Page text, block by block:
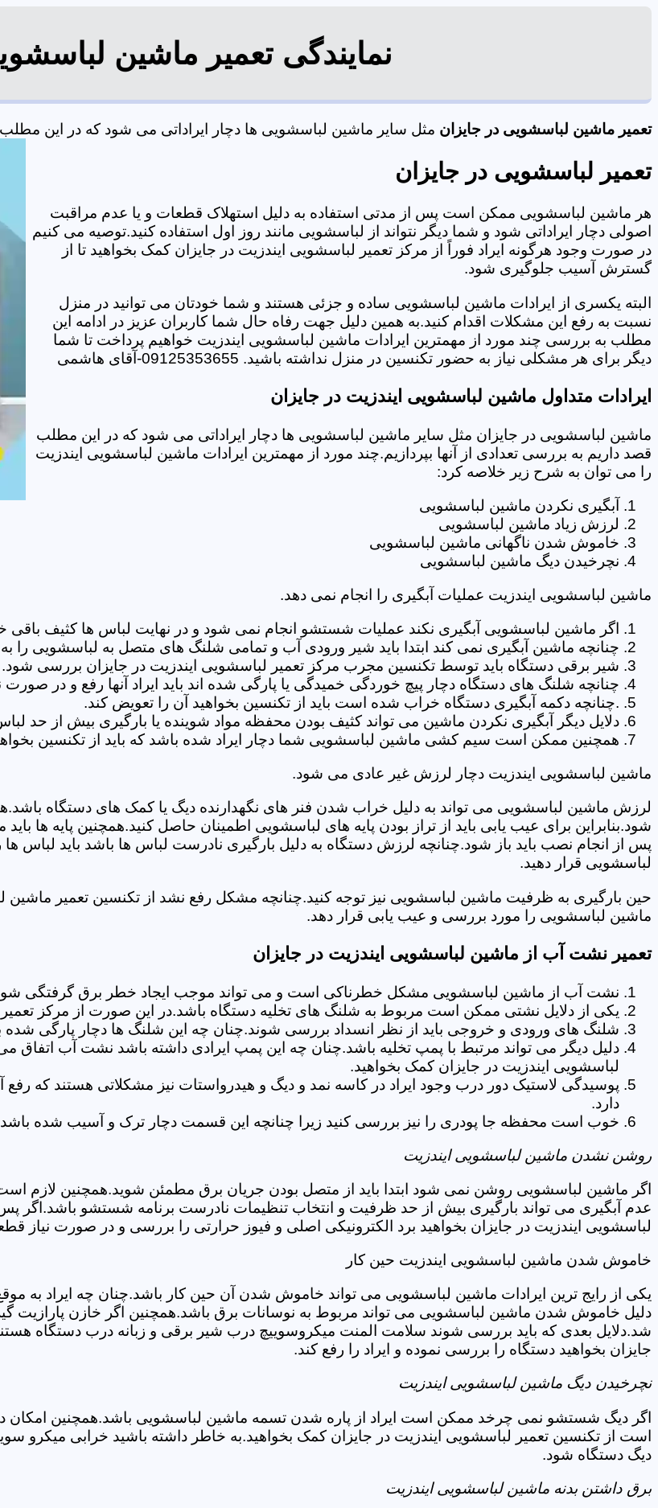
نمایندگی تعمیر ماشین
تعمیر ماشین لباسشویی در جایزان مثل سایر ماشین لباسشویی ها دچار ایراداتی می شود که در این مطلب
تعمیر لباسشویی در جایزان
هر ماشین لباسشویی ممکن است پس از مدتی استفاده به دلیل استهلاک قطعات و یا عدم مراقبت
اصولی دچار ایراداتی شود و شما دیگر نتواند از لباسشویی مانند روز اول استفاده کنید.توصیه می کنیم
در صورت وجود هرگونه ایراد فوراً از مرکز تعمیر لباسشویی ایندزیت در جایزان کمک بخواهید تا از
گسترش آسیب جلوگیری شود.
البته یکسری از ایرادات ماشین لباسشویی ساده و جزئی هستند و شما خودتان می توانید در منزل
نسبت به رفع این مشکلات اقدام کنید.به همین دلیل جهت رفاه حال شما کاربران عزیز در ادامه این
مطلب به بررسی چند مورد از مهمترین ایرادات ماشین لباسشویی ایندزیت خواهیم پرداخت تا شما
دیگر برای هر مشکلی نیاز به حضور تکنسین در منزل نداشته باشید. 09125353655-آقای هاشمی
ایرادات متداول ماشین لباسشویی ایندزیت در جایزان
ماشین لباسشویی در جایزان مثل سایر ماشین لباسشویی ها دچار ایراداتی می شود که در این مطلب
قصد داریم به بررسی تعدادی از آنها بپردازیم.چند مورد از مهمترین ایرادات ماشین لباسشویی ایندزیت
را می توان به شرح زیر خلاصه کرد:
آبگیری نکردن ماشین لباسشویی
لرزش زیاد ماشین لباسشویی
خاموش شدن ناگهانی ماشین لباسشویی
نچرخیدن دیگ ماشین لباسشویی
ماشین لباسشویی ایندزیت عملیات آبگیری را انجام نمی دهد.
اگر ماشین لباسشویی آبگیری نکند عملیات شستشو انجام نمی شود و در نهایت لباس ها کثیف باقی
چنانچه ماشین آبگیری نمی کند ابتدا باید شیر ورودی آب و تمامی شلنگ های متصل به لباسشویی را
شیر برقی دستگاه باید توسط تکنسین مجرب مرکز تعمیر لباسشویی ایندزیت در جایزان بررسی شود.
چنانچه شلنگ های دستگاه دچار پیچ خوردگی خمیدگی یا پارگی شده اند باید ایراد آنها رفع و در
.چنانچه دکمه آبگیری دستگاه خراب شده است باید از تکنسین بخواهید آن را تعویض کند.
دلایل دیگر آبگیری نکردن ماشین می تواند کثیف بودن محفظه مواد شوینده یا بارگیری بیش از حد
همچنین ممکن است سیم کشی ماشین لباسشویی شما دچار ایراد شده باشد که باید از تکنسین
ماشین لباسشویی ایندزیت دچار لرزش غیر عادی می شود.
لرزش ماشین لباسشویی می تواند به دلیل خراب شدن فنر های نگهدارنده دیگ یا کمک های دستگاه
شود.بنابراین برای عیب یابی باید از تراز بودن پایه های لباسشویی اطمینان حاصل کنید.همچنین پایه ها
پس از انجام نصب باید باز شود.چنانچه لرزش دستگاه به دلیل بارگیری نادرست لباس ها باشد باید لباس
لباسشویی قرار دهید.
حین بارگیری به ظرفیت ماشین لباسشویی نیز توجه کنید.چنانچه مشکل رفع نشد از تکنسین تعمیر ماشین
ماشین لباسشویی را مورد بررسی و عیب یابی قرار دهد.
تعمیر نشت آب از ماشین لباسشویی ایندزیت در جایزان
نشت آب از ماشین لباسشویی مشکل خطرناکی است و می تواند موجب ایجاد خطر برق گرفتگی
یکی از دلایل نشتی ممکن است مربوط به شلنگ های تخلیه دستگاه باشد.در این صورت از مرکز
شلنگ های ورودی و خروجی باید از نظر انسداد بررسی شوند.چنان چه این شلنگ ها دچار پارگی شده
دلیل دیگر می تواند مرتبط با پمپ تخلیه باشد.چنان چه این پمپ ایرادی داشته باشد نشت آب اتفاق
لباسشویی ایندزیت در جایزان کمک بخواهید.
پوسیدگی لاستیک دور درب وجود ایراد در کاسه نمد و دیگ و هیدرواستات نیز مشکلاتی هستند که
دارد.
خوب است محفظه جا پودری را نیز بررسی کنید زیرا چنانچه این قسمت دچار ترک و آسیب شده
روشن نشدن ماشین لباسشویی ایندزیت
اگر ماشین لباسشویی روشن نمی شود ابتدا باید از متصل بودن جریان برق مطمئن شوید.همچنین لازم
عدم آبگیری می تواند بارگیری بیش از حد ظرفیت و انتخاب تنظیمات نادرست برنامه شستشو باشد.اگر
لباسشویی ایندزیت در جایزان بخواهید برد الکترونیکی اصلی و فیوز حرارتی را بررسی و در صورت نیاز
خاموش شدن ماشین لباسشویی ایندزیت حین کار
یکی از رایج ترین ایرادات ماشین لباسشویی می تواند خاموش شدن آن حین کار باشد.چنان چه ایراد به
دلیل خاموش شدن ماشین لباسشویی می تواند مربوط به نوسانات برق باشد.همچنین اگر خازن پارازیت
شد.دلایل بعدی که باید بررسی شوند سلامت المنت میکروسوییچ درب شیر برقی و زبانه درب دستگاه
جایزان بخواهید دستگاه را بررسی نموده و ایراد را رفع کند.
نچرخیدن دیگ ماشین لباسشویی ایندزیت
اگر دیگ شستشو نمی چرخد ممکن است ایراد از پاره شدن تسمه ماشین لباسشویی باشد.همچنین امکان دارد
است از تکنسین تعمیر لباسشویی ایندزیت در جایزان کمک بخواهید.به خاطر داشته باشید خرابی میکرو
دیگ دستگاه شود.
برق داشتن بدنه ماشین لباسشویی ایندزیت